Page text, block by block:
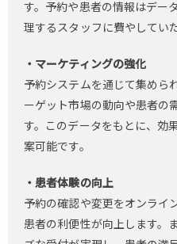
す。予約や患者の情報はデー
理するスタッフに費やしてい
・マーケティングの強化
予約システムを通じて集めら
ーゲット市場の動向や患者の
す。このデータをもとに、効
案可能です。
・患者体験の向上
予約の確認や変更をオンライ
患者の利便性が向上します。